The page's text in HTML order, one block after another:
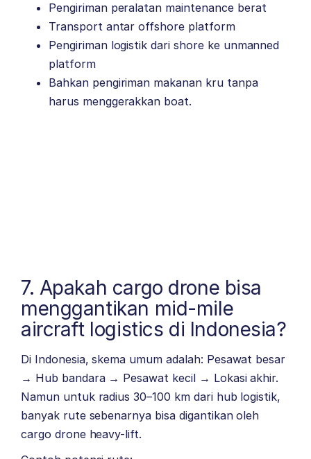
Pengiriman peralatan maintenance berat
Transport antar offshore platform
Pengiriman logistik dari shore ke unmanned
platform
Bahkan pengiriman makanan kru tanpa
harus menggerakkan boat.
7. Apakah cargo drone bisa
menggantikan mid-mile
aircraft logistics di Indonesia?
Di Indonesia, skema umum adalah: Pesawat besar
→ Hub bandara → Pesawat kecil → Lokasi akhir.
Namun untuk radius 30–100 km dari hub logistik,
banyak rute sebenarnya bisa digantikan oleh
cargo drone heavy-lift.